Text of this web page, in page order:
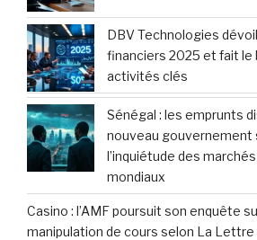
DBV Technologies
financiers 2025 et fait le
activités clés
Sénégal : les emprunts
nouveau gouvernement
l’inquiétude des
mondiaux
Casino : l’AMF poursuit son enquête
manipulation de cours selon La Lettre